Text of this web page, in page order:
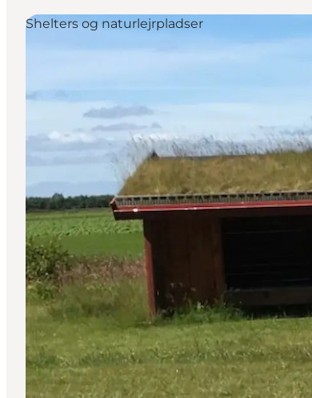
Aktiviteter
Overnatting
Planlegg reisen
Shelters og naturlejrpladser